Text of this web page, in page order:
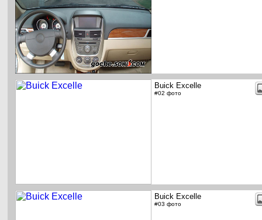
Buick Excelle
#02 фото
Buick Excelle
#03 фото